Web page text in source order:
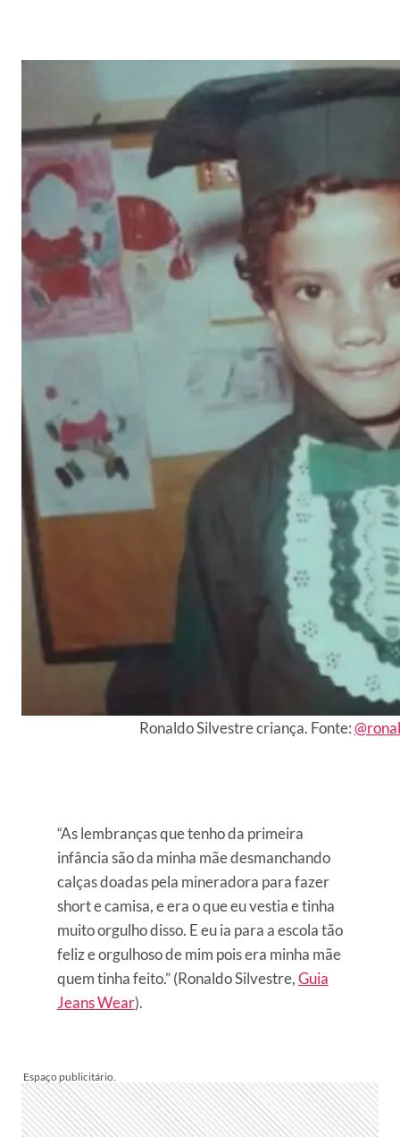
Ronaldo Silvestre criança. Fonte:
“As lembranças que tenho da primeira
infância são da minha mãe desmanchando
calças doadas pela mineradora para fazer
short e camisa, e era o que eu vestia e tinha
muito orgulho disso. E eu ia para a escola tão
feliz e orgulhoso de mim pois era minha mãe
quem tinha feito.” (Ronaldo Silvestre,Guia
Jeans Wear).